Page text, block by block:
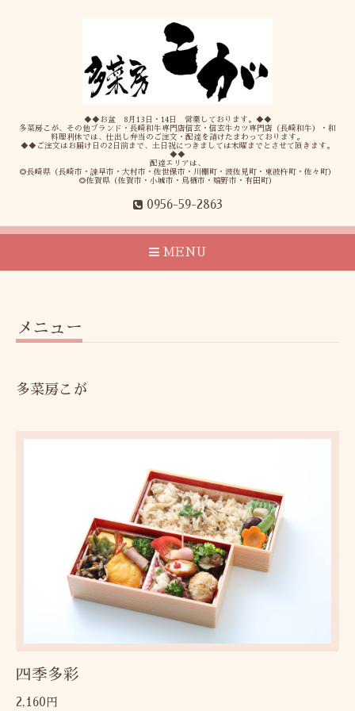
◆◆お盆 8月13日・14日 営業しております。◆◆
多菜房こが、その他ブランド・長崎和牛専門店信玄・信玄牛カツ専門店（長崎和牛）・和
料理利休では、仕出し弁当のご注文・配達を請けたまわっております。
◆◆ご注文はお届け日の2日前まで、土日祝につきましては木曜までとさせて頂きます。
◆◆
配達エリアは、
◎長崎県（長崎市・諫早市・大村市・佐世保市・川棚町・波佐見町・東彼杵町・佐々町）
◎佐賀県（佐賀市・小城市・鳥栖市・嬉野市・有田町）
0956-59-2863
MENU
メニュー
多菜房こが
四季多彩
2,160円